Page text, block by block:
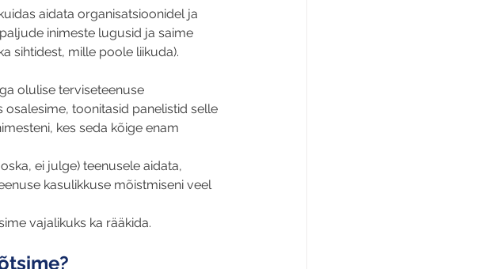
aidata organisatsioonidel ja
inimeste lugusid ja saime
sihtidest, mille poole liikuda).
olulise terviseteenuse
toonitasid panelistid selle
kes seda kõige enam
ei julge) teenusele aidata,
kasulikkuse mõistmiseni veel
vajalikuks ka rääkida.